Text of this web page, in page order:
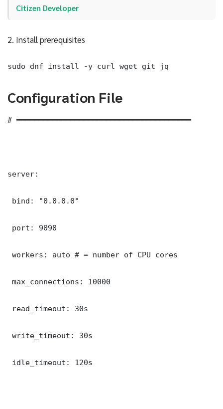
Citizen Developer
2. Install prerequisites
sudo dnf install -y curl wget git jq
Configuration File
# ═══════════════════════════════════════
server:
bind: "0.0.0.0"
port: 9090
workers: auto # = number of CPU cores
max_connections: 10000
read_timeout: 30s
write_timeout: 30s
idle_timeout: 120s